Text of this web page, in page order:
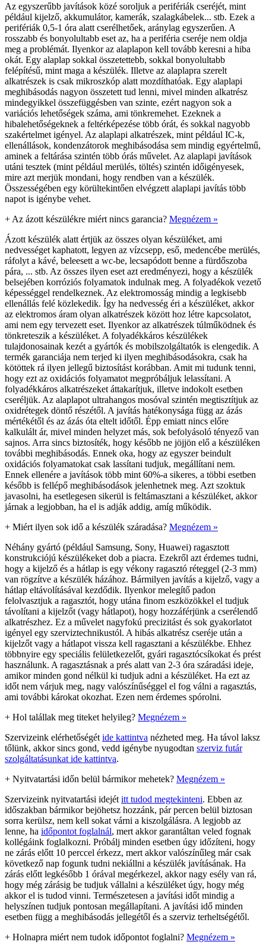
Az egyszerűbb javítások közé soroljuk a perifériák cseréjét, mint
például kijelző, akkumulátor, kamerák, szalagkábelek... stb. Ezek a
perifériák 0,5-1 óra alatt cserélhetőek, aránylag egyszerűen. A
rosszabb és bonyolultabb eset az, ha a periféria cseréje nem oldja
meg a problémát. Ilyenkor az alaplapon kell tovább keresni a hiba
okát. Egy alaplap sokkal összetettebb, sokkal bonyolultabb
felépítésű, mint maga a készülék. Illetve az alaplapra szerelt
alkatrészek is csak mikroszkóp alatt mozdíthatóak. Egy alaplapi
meghibásodás nagyon összetett tud lenni, mivel minden alkatrész
mindegyikkel összefüggésben van szinte, ezért nagyon sok a
variációs lehetőségek száma, ami tönkremehet. Ezeknek a
hibalehetőségeknek a feltérképezése több órát, és sokkal nagyobb
szakértelmet igényel. Az alaplapi alkatrészek, mint például IC-k,
ellenállások, kondenzátorok meghibásodása sem mindig egyértelmű,
aminek a feltárása szintén több órás művelet. Az alaplapi javítások
utáni tesztek (mint például merülés, töltés) szintén időigényesek,
mire azt merjük mondani, hogy rendben van a készülék.
Összességében egy körültekintően elvégzett alaplapi javítás több
napot is igénybe vehet.
+ Az ázott készülékre miért nincs garancia? Megnézem »
Ázott készülék alatt értjük az összes olyan készüléket, ami
nedvességet kaphatott, legyen az vízcsepp, eső, medencébe merülés,
ráfolyt a kávé, beleesett a wc-be, lecsapódott benne a fürdőszoba
pára, ... stb. Az összes ilyen eset azt eredményezi, hogy a készülék
belsejében korróziós folyamatok indulnak meg. A folyadékok vezető
képességgel rendelkeznek. Az elektromosság mindig a legkisebb
ellenállás felé közlekedik. Így ha nedvesség éri a készüléket, akkor
az elektromos áram olyan alkatrészek között hoz létre kapcsolatot,
ami nem egy tervezett eset. Ilyenkor az alkatrészek túlműködnek és
tönkreteszik a készüléket. A folyadékkáros készülékek
tulajdonosainak kezét a gyártók és mobilszolgáltatók is elengedik. A
termék garanciája nem terjed ki ilyen meghibásodásokra, csak ha
kötöttek rá ilyen jellegű biztosítást korábban. Amit mi tudunk tenni,
hogy ezt az oxidációs folyamatot megpróbáljuk lelassítani. A
folyadékkáros alkatrészeket áttakarítjuk, illetve indokolt esetben
cseréljük. Az alaplapot ultrahangos mosóval szintén megtisztítjuk az
oxidrétegek döntő részétől. A javítás hatékonysága függ az ázás
mértékétől és az ázás óta eltelt időtől. Épp emiatt nincs előre
kalkulált ár, mivel minden helyzet más, sok befolyásoló tényező van
sajnos. Arra sincs biztosíték, hogy később ne jöjjön elő a készüléken
további meghibásodás. Ennek oka, hogy az egyszer beindult
oxidációs folyamatokat csak lassítani tudjuk, megállítani nem.
Ennek ellenére a javítások több mint 60%-a sikeres, a többi esetben
később is fellépő meghibásodások jelenhetnek meg. Azt szoktuk
javasolni, ha esetlegesen sikerül is feltámasztani a készüléket, akkor
járnak a legjobban, ha el is adják addig, amíg működik.
+ Miért ilyen sok idő a készülék száradása? Megnézem »
Néhány gyártó (például Samsung, Sony, Huawei) ragasztott
konstrukciójú készülékeket dob a piacra. Ezekről azt érdemes tudni,
hogy a kijelző és a hátlap is egy vékony ragasztó réteggel (2-3 mm)
van rögzítve a készülék házához. Bármilyen javítás a kijelző, vagy a
hátlap eltávolításával kezdődik. Ilyenkor melegítő padon
felolvasztjuk a ragasztót, hogy utána finom eszközökkel el tudjuk
távolítani a kijelzőt (vagy hátlapot), hogy hozzáférjünk a cserélendő
alkatrészhez. Ez a művelet nagyfokú precizitást és sok gyakorlatot
igényel egy szerviztechnikustól. A hibás alkatrész cseréje után a
kijelzőt vagy a hátlapot vissza kell ragasztani a készülékbe. Ehhez
többnyire egy speciális felületkezelőt, gyári ragasztócsíkokat és prést
használunk. A ragasztásnak a prés alatt van 2-3 óra száradási ideje,
amikor minden gond nélkül ki tudjuk adni a készüléket. Ha ezt az
időt nem várjuk meg, nagy valószínűséggel el fog válni a ragasztás,
ami további károkat okozhat. Ezen nem érdemes spórolni.
+ Hol talállak meg titeket helyileg? Megnézem »
Szervizeink elérhetőségét ide kattintva nézheted meg. Ha távol laksz
tőlünk, akkor sincs gond, vedd igénybe nyugodtan szerviz futár
szolgáltatásunkat ide kattintva.
+ Nyitvatartási időn belül bármikor mehetek? Megnézem »
Szervizeink nyitvatartási idejét itt tudod megtekinteni. Ebben az
időszakban bármikor bejöhetsz hozzánk, pár percen belül biztosan
sorra kerülsz, nem kell sokat várni a kiszolgálásra. A legjobb az
lenne, ha időpontot foglalnál, mert akkor garantáltan veled fognak
kollégáink foglalkozni. Próbálj minden esetben úgy időzíteni, hogy
ne zárás előtt 10 perccel érkezz, mert akkor valószínűleg már csak
következő nap fogunk tudni nekiállni a készülék javításának. Ha
zárás előtt legkésőbb 1 órával megérkezel, akkor nagy esély van rá,
hogy még zárásig be tudjuk vállalni a készüléket úgy, hogy még
akkor el is tudod vinni. Természetesen a javítási időt mindig a
helyszínen tudjuk pontosan megállapítani. A javítási idő minden
esetben függ a meghibásodás jellegétől és a szerviz terheltségétől.
+ Holnapra miért nem tudok időpontot foglalni? Megnézem »